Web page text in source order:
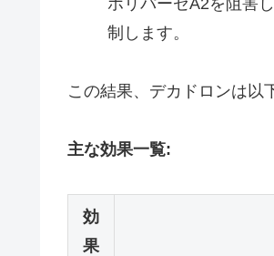
制します。
この結果、デカドロンは以
主な効果一覧:
効
果